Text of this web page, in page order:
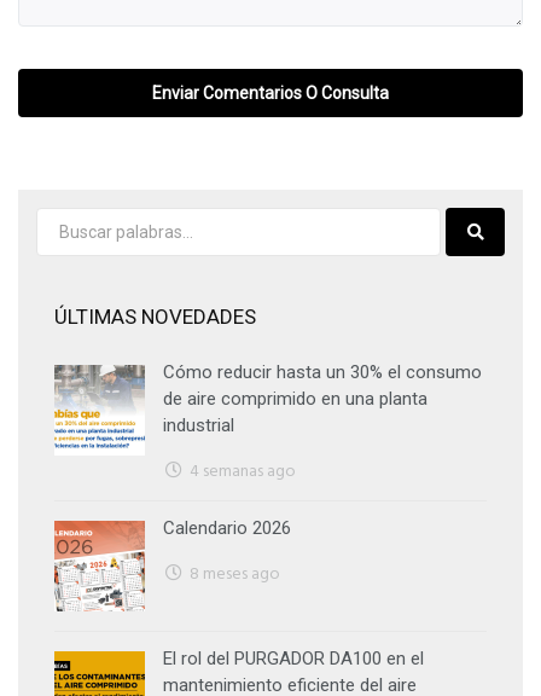
ÚLTIMAS NOVEDADES
Cómo reducir hasta un 30% el consumo
de aire comprimido en una planta
industrial
4 semanas ago
Calendario 2026
8 meses ago
El rol del PURGADOR DA100 en el
mantenimiento eficiente del aire